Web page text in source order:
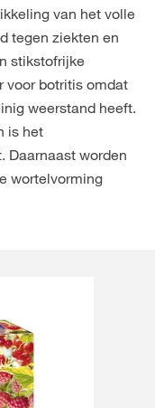
van het volle
tegen ziekten en
stikstofrijke
voor botritis omdat
weerstand heeft.
is het
Daarnaast worden
wortelvorming